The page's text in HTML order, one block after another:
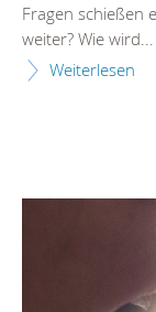
Fragen schießen
weiter? Wie wird...
Weiterlesen